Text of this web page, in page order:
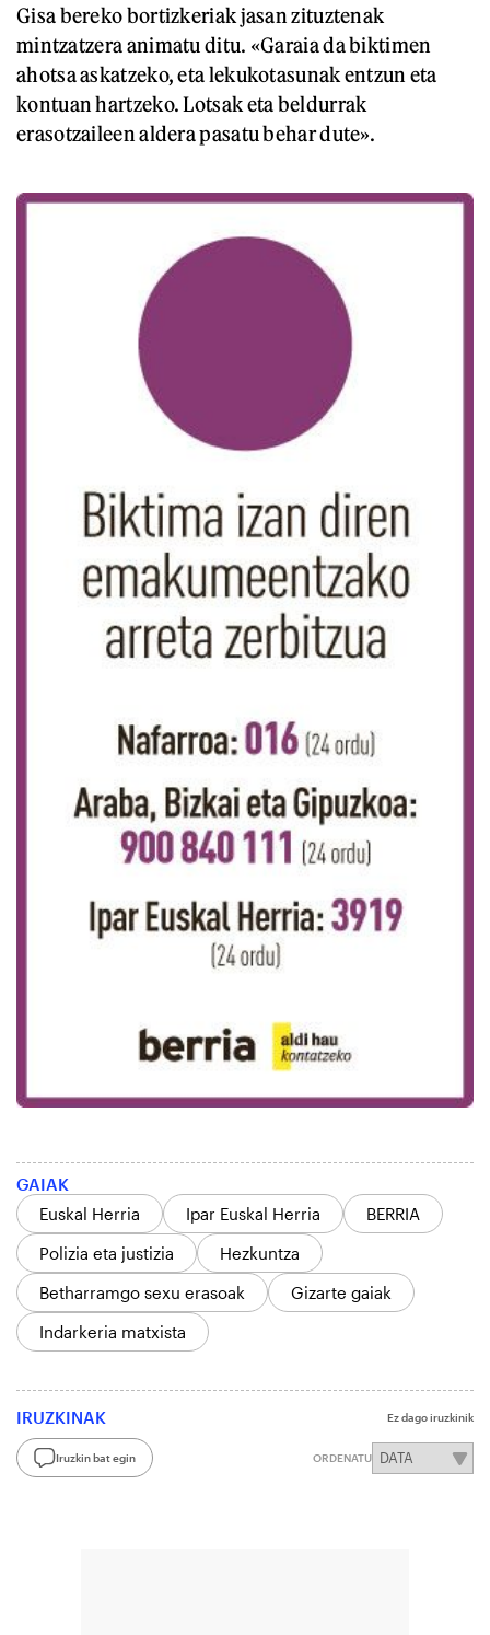
Gisa bereko bortizkeriak jasan zituztenak
mintzatzera animatu ditu. «Garaia da biktimen
ahotsa askatzeko, eta lekukotasunak entzun eta
kontuan hartzeko. Lotsak eta beldurrak
erasotzaileen aldera pasatu behar dute».
GAIAK
Euskal Herria
Ipar Euskal Herria
BERRIA
Polizia eta justizia
Hezkuntza
Betharramgo sexu erasoak
Gizarte gaiak
Indarkeria matxista
IRUZKINAK Ez dago iruzkinik
Iruzkin bat egin ORDENATU